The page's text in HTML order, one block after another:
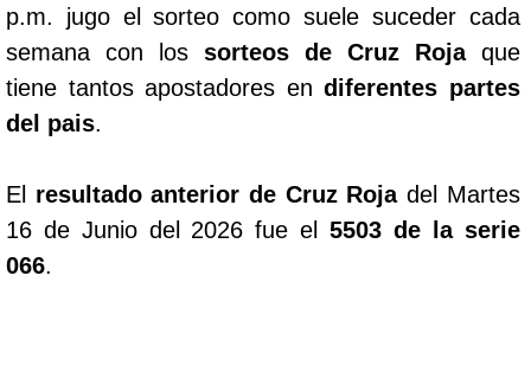
p.m. jugo el sorteo como suele suceder cada
semana con los sorteos de Cruz Roja que
tiene tantos apostadores endiferentes partes
del pais.
El resultado anterior de Cruz Rojadel Martes
16 de Junio del 2026 fue el 5503 de la serie
066.